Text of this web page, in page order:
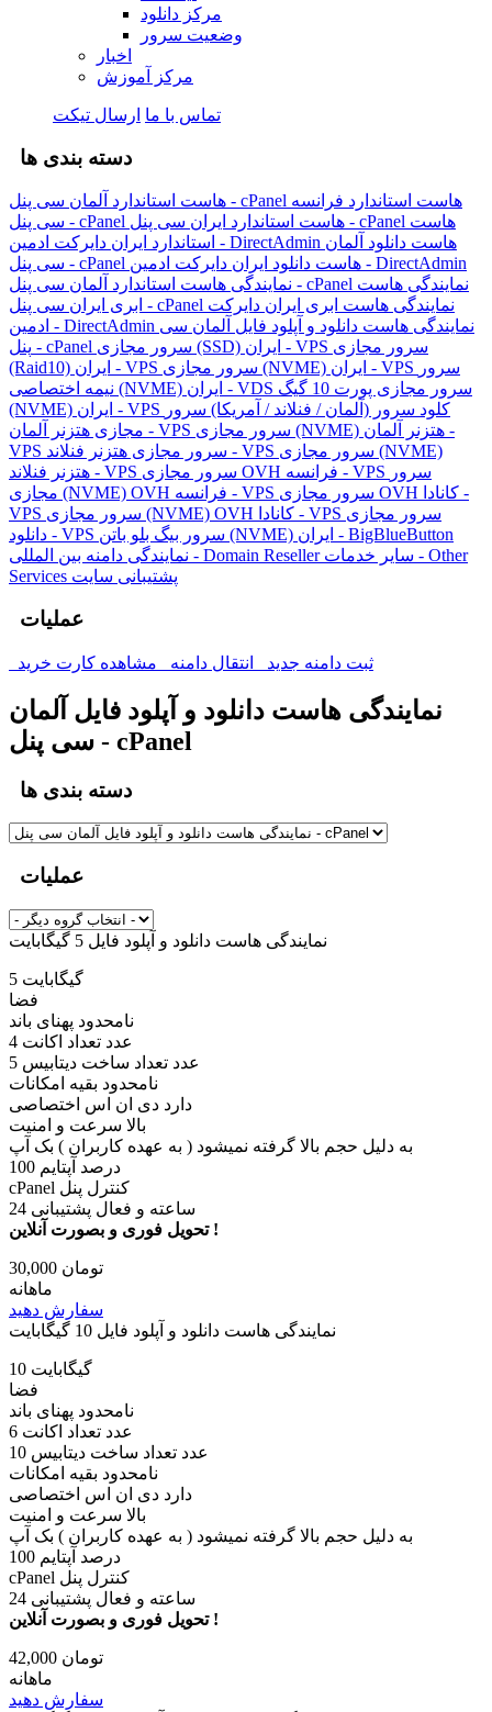
مرکز دانلود
وضعیت سرور
اخبار
مرکز آموزش
تماس با ما ارسال تیکت
دسته بندی ها
هاست استاندارد آلمان سی پنل - cPanel هاست استاندارد فرانسه
سی پنل - cPanel
هاست استاندارد ایران سی پنل - cPanel هاست
استاندارد ایران دایرکت ادمین - DirectAdmin هاست دانلود آلمان
سی پنل - cPanel
هاست دانلود ایران دایرکت ادمین - DirectAdmin
نمایندگی هاست استاندارد آلمان سی پنل - cPanel نمایندگی هاست
ابری ایران سی پنل - cPanel نمایندگی هاست ابری ایران دایرکت
ادمین - DirectAdmin نمایندگی هاست دانلود و آپلود فایل آلمان سی
پنل - cPanel
سرور مجازی (SSD) ایران - VPS سرور مجازی
(Raid10) ایران - VPS
سرور مجازی (NVME) ایران - VPS سرور
نیمه اختصاصی (NVME) ایران - VDS سرور مجازی پورت 10 گیگ
(NVME) ایران - VPS
کلود سرور (آلمان / فنلاند / آمریکا) سرور
مجازی هتزنر آلمان - VPS سرور مجازی (NVME) هتزنر آلمان -
VPS
سرور مجازی هتزنر فنلاند - VPS سرور مجازی (NVME)
هتزنر فنلاند - VPS
سرور مجازی OVH فرانسه - VPS سرور
مجازی (NVME) OVH فرانسه - VPS سرور مجازی OVH کانادا -
VPS
سرور مجازی (NVME) OVH کانادا - VPS سرور مجازی
دانلود - VPS
سرور بیگ بلو باتن (NVME) ایران - BigBlueButton
نمایندگی دامنه بین المللی - Domain Reseller سایر خدمات - Other
Services پشتیبانی سایت
عملیات
ثبت دامنه جدید انتقال دامنه مشاهده کارت خرید
نمایندگی هاست دانلود و آپلود فایل آلمان
سی پنل - cPanel
دسته بندی ها
عملیات
نمایندگی هاست دانلود و آپلود فایل 5 گیگابایت
5 گیگابایت
فضا
نامحدود پهنای باند
4 عدد تعداد اکانت
5 عدد تعداد ساخت دیتابیس
نامحدود بقیه امکانات
دارد دی ان اس اختصاصی
بالا سرعت و امنیت
به دلیل حجم بالا گرفته نمیشود ( به عهده کاربران ) بک آپ
100 درصد آپتایم
cPanel کنترل پنل
24 ساعته و فعال پشتیبانی
تحویل فوری و بصورت آنلاین !
30,000 تومان
ماهانه
سفارش دهید
نمایندگی هاست دانلود و آپلود فایل 10 گیگابایت
10 گیگابایت
فضا
نامحدود پهنای باند
6 عدد تعداد اکانت
10 عدد تعداد ساخت دیتابیس
نامحدود بقیه امکانات
دارد دی ان اس اختصاصی
بالا سرعت و امنیت
به دلیل حجم بالا گرفته نمیشود ( به عهده کاربران ) بک آپ
100 درصد آپتایم
cPanel کنترل پنل
24 ساعته و فعال پشتیبانی
تحویل فوری و بصورت آنلاین !
42,000 تومان
ماهانه
سفارش دهید